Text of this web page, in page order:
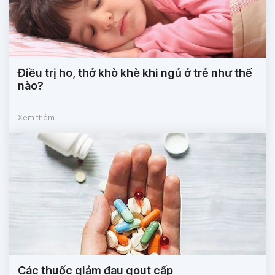
Điều trị ho, thở khò khè khi ngủ ở trẻ như thế
nào?
Xem thêm
Các thuốc giảm đau gout cấp